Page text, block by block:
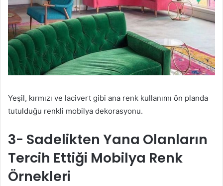
Yeşil, kırmızı ve lacivert gibi ana renk kullanımı ön planda
tutulduğu renkli mobilya dekorasyonu.
3- Sadelikten Yana Olanların
Tercih Ettiği Mobilya Renk
Örnekleri